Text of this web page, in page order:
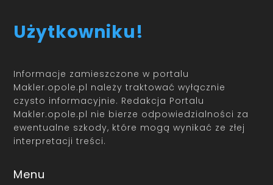
Użytkowniku!
Informacje zamieszczone w portalu
Makler.opole.pl należy traktować wyłącznie
czysto informacyjnie. Redakcja Portalu
Makler.opole.pl nie bierze odpowiedzialności za
ewentualne szkody, które mogą wynikać ze złej
interpretacji treści.
Menu